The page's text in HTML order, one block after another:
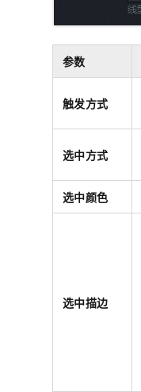
参数
触发方式
选中方式
选中颜色
选中描边